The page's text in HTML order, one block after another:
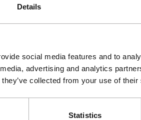
Details
social media features and to
advertising and analytics
collected from your use of
Statistics